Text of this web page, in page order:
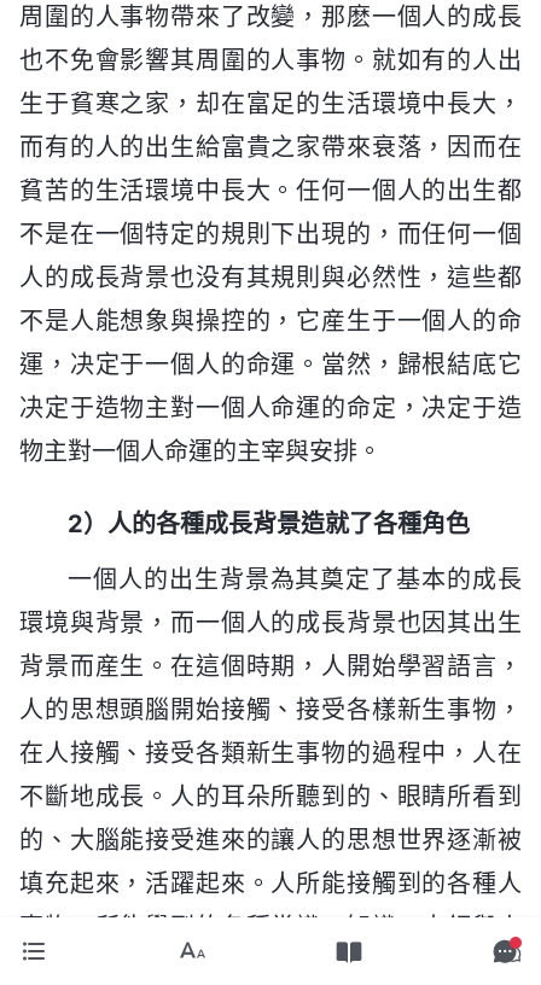
周圍的人事物帶來了改變，那麽一個人的成長
也不免會影響其周圍的人事物。就如有的人出
生于貧寒之家，却在富足的生活環境中長大，
而有的人的出生給富貴之家帶來衰落，因而在
貧苦的生活環境中長大。任何一個人的出生都
不是在一個特定的規則下出現的，而任何一個
人的成長背景也没有其規則與必然性，這些都
不是人能想象與操控的，它産生于一個人的命
運，决定于一個人的命運。當然，歸根結底它
决定于造物主對一個人命運的命定，决定于造
物主對一個人命運的主宰與安排。
2）人的各種成長背景造就了各種角色
一個人的出生背景為其奠定了基本的成長
環境與背景，而一個人的成長背景也因其出生
背景而産生。在這個時期，人開始學習語言，
人的思想頭腦開始接觸、接受各樣新生事物，
在人接觸、接受各類新生事物的過程中，人在
不斷地成長。人的耳朵所聽到的、眼睛所看到
的、大腦能接受進來的讓人的思想世界逐漸被
填充起來，活躍起來。人所能接觸到的各種人
事物，所能學到的各種常識、知識、本領與人
被影響、灌輸、薰陶的各種思想，都將主導與